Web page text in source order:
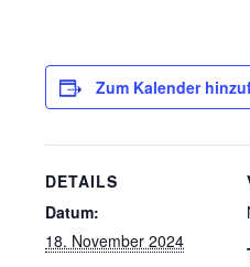
Zum Kalender
DETAILS
Datum:
18. November 2024